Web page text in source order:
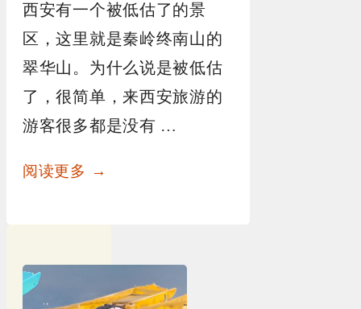
西安有一个被低估了的景
区，这里就是秦岭终南山的
翠华山。为什么说是被低估
了，很简单，来西安旅游的
游客很多都是没有 …
阅读更多 →